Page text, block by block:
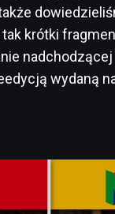
krótki
wydaną